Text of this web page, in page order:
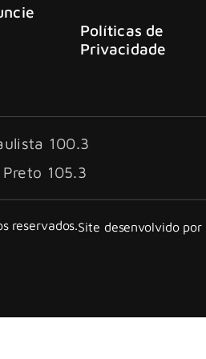
Políticas de
Privacidade
100.3
105.3
reservados.Site desenvolvido por